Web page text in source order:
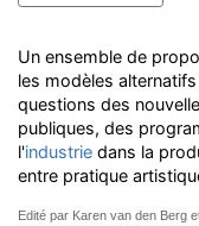
Un ensemble de
les modèles
questions des
publiques, des
l'industrie dans la
entre pratique
Edité par Karen van den Berg